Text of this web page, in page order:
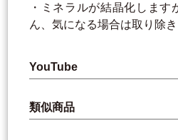
・ミネラルが結晶化しま
ん、気になる場合は取り除
YouTube
類似商品